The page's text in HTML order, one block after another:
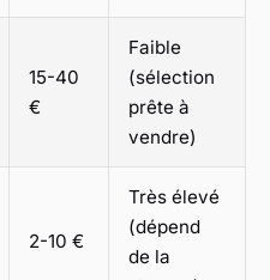
15-40
€
Faible
(sélection
prête à
vendre)
2-10 €
Très élevé
(dépend
de la